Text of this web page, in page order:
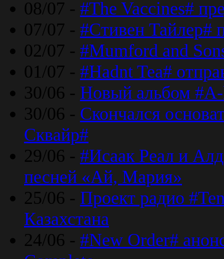
08/07 - #The Vaccines#
07/07 - #Стивен Тайлер#
02/07 - #Mumford and
01/07 - #Hadnt Tea#
30/06 - Новый альбом #A-
30/06 - Скончался
Сквайр#
29/06 - #Исаак Реал и
песней «Ай, Мария»
25/06 - Проект радио
Казахстана
24/06 - #New Order#